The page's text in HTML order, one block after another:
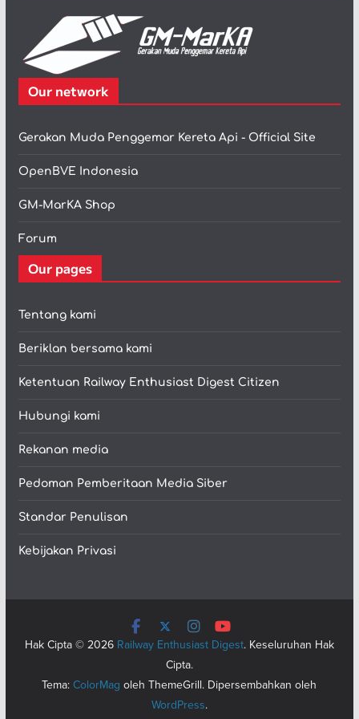
Our network
Gerakan Muda Penggemar Kereta Api - Official Site
OpenBVE Indonesia
GM-MarKA Shop
Forum
Our pages
Tentang kami
Beriklan bersama kami
Ketentuan Railway Enthusiast Digest Citizen
Hubungi kami
Rekanan media
Pedoman Pemberitaan Media Siber
Standar Penulisan
Kebijakan Privasi
Hak Cipta © 2026 Railway Enthusiast Digest. Keseluruhan Hak
Cipta.
Tema:ColorMag oleh ThemeGrill. Dipersembahkan oleh
WordPress.